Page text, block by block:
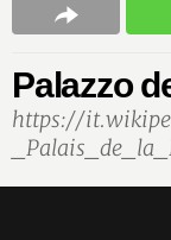
Palazzo
https://